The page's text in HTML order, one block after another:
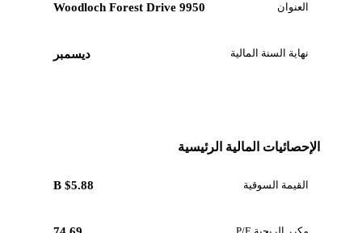
العنوان 9950 Woodloch Forest Drive
نهاية السنة المالية ديسمبر
الإحصائيات المالية الرئيسية
القيمة السوقية $5.88 B